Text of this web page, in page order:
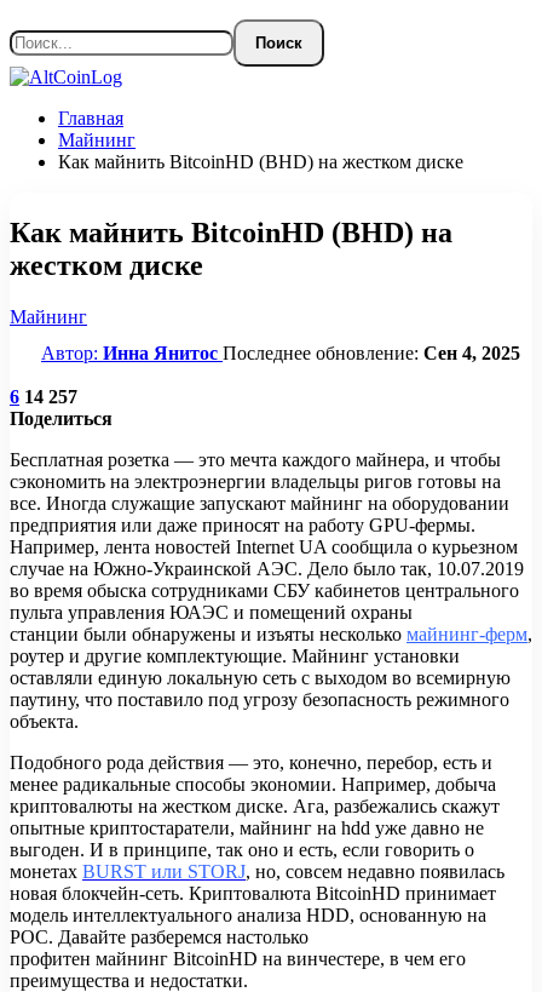
Главная
Майнинг
Как майнить BitcoinHD (BHD) на жестком диске
Как майнить BitcoinHD (BHD) на
жестком диске
Майнинг
Автор: Инна Янитос Последнее обновление: Сен 4, 2025
6 14 257
Поделиться
Бесплатная розетка — это мечта каждого майнера, и чтобы
сэкономить на электроэнергии владельцы ригов готовы на
все. Иногда служащие запускают майнинг на оборудовании
предприятия или даже приносят на работу GPU-фермы.
Например, лента новостей Internet UA сообщила о курьезном
случае на Южно-Украинской АЭС. Дело было так, 10.07.2019
во время обыска сотрудниками СБУ кабинетов центрального
пульта управления ЮАЭС и помещений охраны
станции были обнаружены и изъяты несколько майнинг-ферм,
роутер и другие комплектующие. Майнинг установки
оставляли единую локальную сеть с выходом во всемирную
паутину, что поставило под угрозу безопасность режимного
объекта.
Подобного рода действия — это, конечно, перебор, есть и
менее радикальные способы экономии. Например, добыча
криптовалюты на жестком диске. Ага, разбежались скажут
опытные криптостаратели, майнинг на hdd уже давно не
выгоден. И в принципе, так оно и есть, если говорить о
монетах BURST или STORJ, но, совсем недавно появилась
новая блокчейн-сеть. Криптовалюта BitcoinHD принимает
модель интеллектуального анализа HDD, основанную на
POC. Давайте разберемся настолько
профитен майнинг BitcoinHD на винчестере, в чем его
преимущества и недостатки.